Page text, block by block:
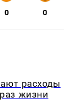
0 0
расходы
жизни